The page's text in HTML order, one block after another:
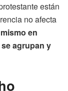
están
no afecta
en
agrupan y